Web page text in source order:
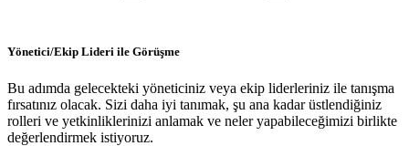
Yönetici/Ekip Lideri ile Görüşme
Bu adımda gelecekteki yöneticiniz veya ekip liderleriniz ile tanışma
fırsatınız olacak. Sizi daha iyi tanımak, şu ana kadar üstlendiğiniz
rolleri ve yetkinliklerinizi anlamak ve neler yapabileceğimizi birlikte
değerlendirmek istiyoruz.